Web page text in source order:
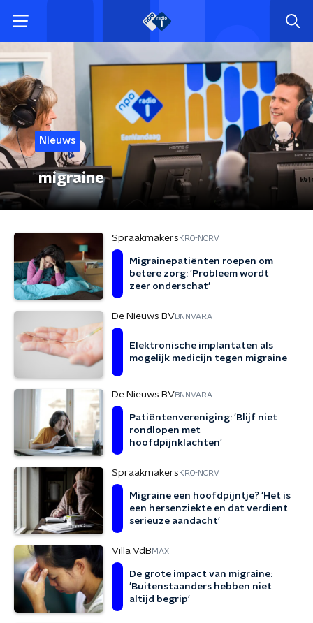
Nieuws
migraine
Spraakmakers KRO-NCRV
Migrainepatiënten roepen om
betere zorg: 'Probleem wordt
zeer onderschat'
De Nieuws BVBNNVARA
Elektronische implantaten als
mogelijk medicijn tegen migraine
De Nieuws BVBNNVARA
Patiëntenvereniging: 'Blijf niet
rondlopen met
hoofdpijnklachten'
Spraakmakers KRO-NCRV
Migraine een hoofdpijntje? 'Het is
een hersenziekte en dat verdient
serieuze aandacht'
Villa VdB MAX
De grote impact van migraine:
'Buitenstaanders hebben niet
altijd begrip'